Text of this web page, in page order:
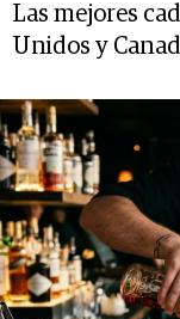
Las mejores
Unidos y